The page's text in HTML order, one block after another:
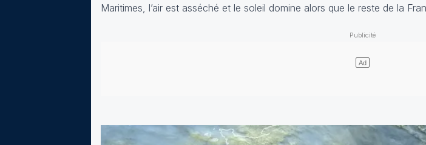
Maritimes, l’air est asséché et le soleil domine alors que le reste de la